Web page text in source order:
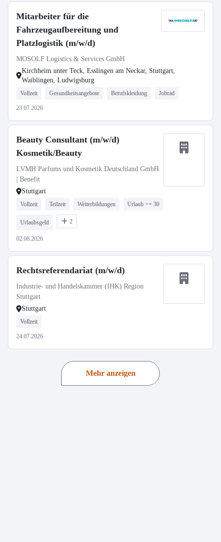
Mitarbeiter für die
Fahrzeugaufbereitung und
Platzlogistik (m/w/d)
MOSOLF Logistics & Services GmbH
Kirchheim unter Teck, Esslingen am Neckar, Stuttgart,
Waiblingen, Ludwigsburg
Vollzeit Gesundheitsangebote Berufskleidung Jobrad
23.07.2026
Beauty Consultant (m/w/d)
Kosmetik/Beauty
LVMH Parfums und Kosmetik Deutschland GmbH
| Benefit
Stuttgart
Vollzeit Teilzeit Weiterbildungen Urlaub >= 30
Urlaubsgeld 2
02.08.2026
Rechtsreferendariat (m/w/d)
Industrie- und Handelskammer (IHK) Region
Stuttgart
Stuttgart
Vollzeit
24.07.2026
Mehr anzeigen